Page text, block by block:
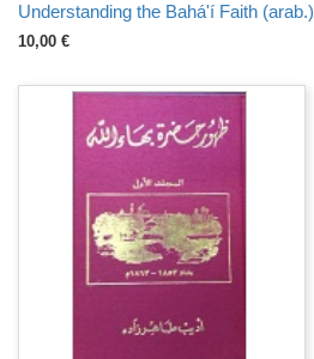
Understanding the Bahá'í Faith (arab.)
10,00 €